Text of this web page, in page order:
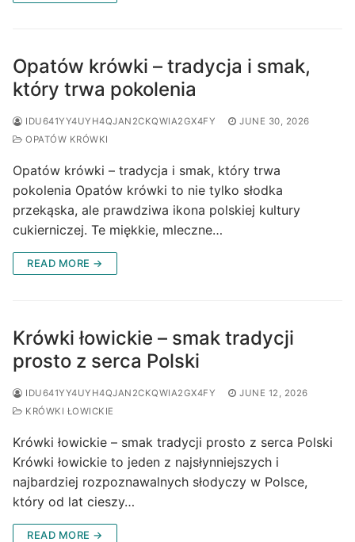
Opatów krówki – tradycja i smak,
który trwa pokolenia
IDU641YY4UYH4QJAN2CKQWIA2GX4FY
JUNE 30, 2026
OPATÓW KRÓWKI
Opatów krówki – tradycja i smak, który trwa
pokolenia Opatów krówki to nie tylko słodka
przekąska, ale prawdziwa ikona polskiej kultury
cukierniczej. Te miękkie, mleczne…
READ MORE →
Krówki łowickie – smak tradycji
prosto z serca Polski
IDU641YY4UYH4QJAN2CKQWIA2GX4FY
JUNE 12, 2026
KRÓWKI ŁOWICKIE
Krówki łowickie – smak tradycji prosto z serca Polski
Krówki łowickie to jeden z najsłynniejszych i
najbardziej rozpoznawalnych słodyczy w Polsce,
który od lat cieszy…
READ MORE →